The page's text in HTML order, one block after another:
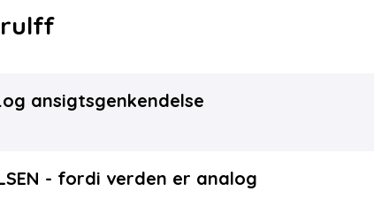
ansigtsgenkendelse
- fordi verden er analog